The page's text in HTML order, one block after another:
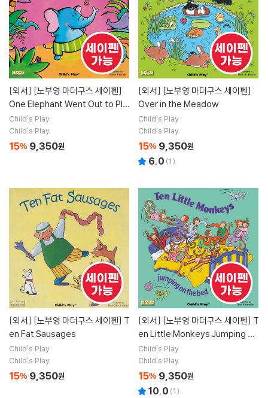
[외서]
One Elephant Went Out to Pla
y
Child's Play
Child's Play
15% 9,350원
[외서]
Over in the Meadow
Child's Play
Child's Play
15% 9,350원
6.0 (1)
[외서]
en Fat Sausages
Child's Play
Child's Play
15% 9,350원
[외서]
en Little Monkeys Jumping on
the Bed
Child's Play
Child's Play
15% 9,350원
10.0 (1)